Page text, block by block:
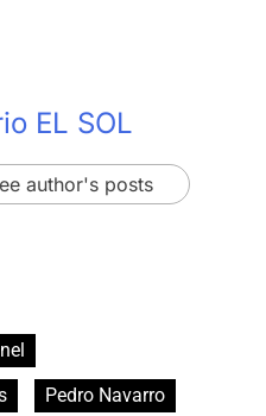
EL SOL
author's posts
Pedro Navarro